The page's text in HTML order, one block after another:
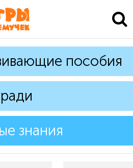
пособия
знания